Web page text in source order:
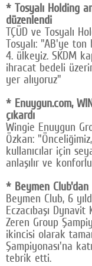
* Tosyalı Holding
düzenlendi
TÇÜD ve Tosyalı
Tosyalı: "AB'ye
4. ülkeyiz. SKDM
ihracat bedeli
yer alıyoruz"
* Enuygun.com,
çıkardı
Wingie Enuygun
Özkan:
kullanıcılar için
anlaşılır ve
* Beymen Club'dan
Beymen Club, 6
Eczacıbaşı Dynavit
Zeren Group
ikincisi olarak
Şampiyonası'na
tebrik etti.